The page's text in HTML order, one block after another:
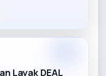
Layak DEAL